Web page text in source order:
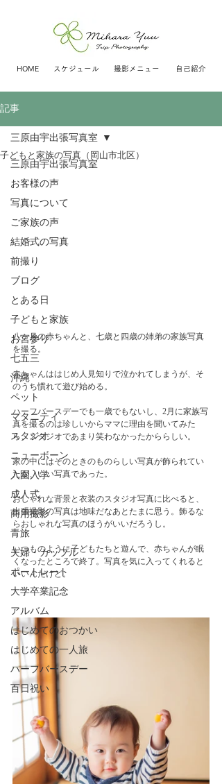
HOME スケジュール 撮影メニュー 自己紹介
記事
三原由宇出張写真室
お客様の声
写真について
ご家族の声
結婚式の写真
前撮り
ブログ
とある日
子どもと家族
お宮参り
七五三
沖縄
ペット
マタニティ
スタジオ
ニューボーン
入園入学
成人式
商用撮影
青旅
夫婦・カップル
ポートレート
大学卒業記念
アルバム
はじめてのおつかい
はじめての一人旅
ハーフバースデー
百日祝い
三原由宇出張写真室
子どもと家族の写真（岡山市北区）
八ヶ月の赤ちゃんと、七歳と四歳の姉弟の家族写真
を撮る。
赤ちゃんははじめ人見知りで泣かれてしまうが、そ
のうち慣れて遊び始める。
ハーフバースデーでも一歳でもないし、2月に家族写
真を撮るのは珍しいからママに理由を聞いてみた
ら、スタジオであまり笑わなかったかららしい。
家の中にはそのときのものらしい写真が飾られてい
たが、いい写真であった。
おしゃれな背景と衣装のスタジオ写真に比べると、
出張撮影の写真は地味だなあとたまに思う。飾るな
らおしゃれな写真のほうがいいだろうし。
いつものように子どもたちと遊んで、赤ちゃんが眠
くなったところで終了。写真を気に入ってくれると
いいんだけど。